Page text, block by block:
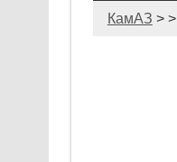
КамАЗ > >